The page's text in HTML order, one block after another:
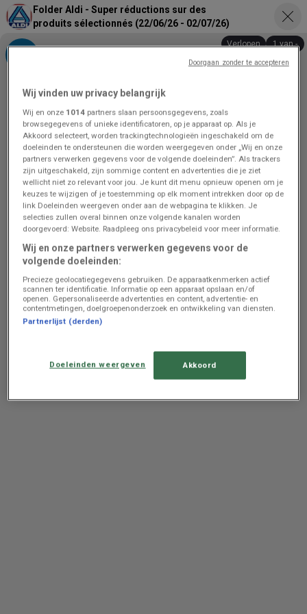
Folder Aldi - Super réductions sur des
produits sélectionnés (22/06/26 - 02/07/26)
Verlopen 1 van -
Wij vinden uw privacy belangrijk
Wij en onze 1014 partners slaan persoonsgegevens, zoals
browsegegevens of unieke identificatoren, op je apparaat op. Als je
Akkoord selecteert, worden trackingtechnologieën ingeschakeld om de
doeleinden te ondersteunen die worden weergegeven onder „Wij en onze
partners verwerken gegevens voor de volgende doeleinden”. Als trackers
zijn uitgeschakeld, zijn sommige content en advertenties die je ziet
wellicht niet zo relevant voor jou. Je kunt dit menu opnieuw openen om je
keuzes te wijzigen of je toestemming op elk moment intrekken door op de
link Doeleinden weergeven onder aan de webpagina te klikken. Je
selecties zullen overal binnen onze volgende kanalen worden
doorgevoerd: Website. Raadpleeg ons privacybeleid voor meer informatie.
Wij en onze partners verwerken gegevens voor de
volgende doeleinden:
Precieze geolocatiegegevens gebruiken. De apparaatkenmerken actief
scannen ter identificatie. Informatie op een apparaat opslaan en/of
openen. Gepersonaliseerde advertenties en content, advertentie- en
contentmetingen, doelgroepenonderzoek en ontwikkeling van diensten.
Partnerlijst (derden)
Doeleinden weergeven Akkoord
Doorgaan zonder te accepteren